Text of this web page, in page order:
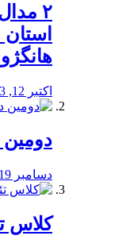
هانگژو
اکتبر 12, 2023
دومین
دسامبر 19, 2019
کلاس